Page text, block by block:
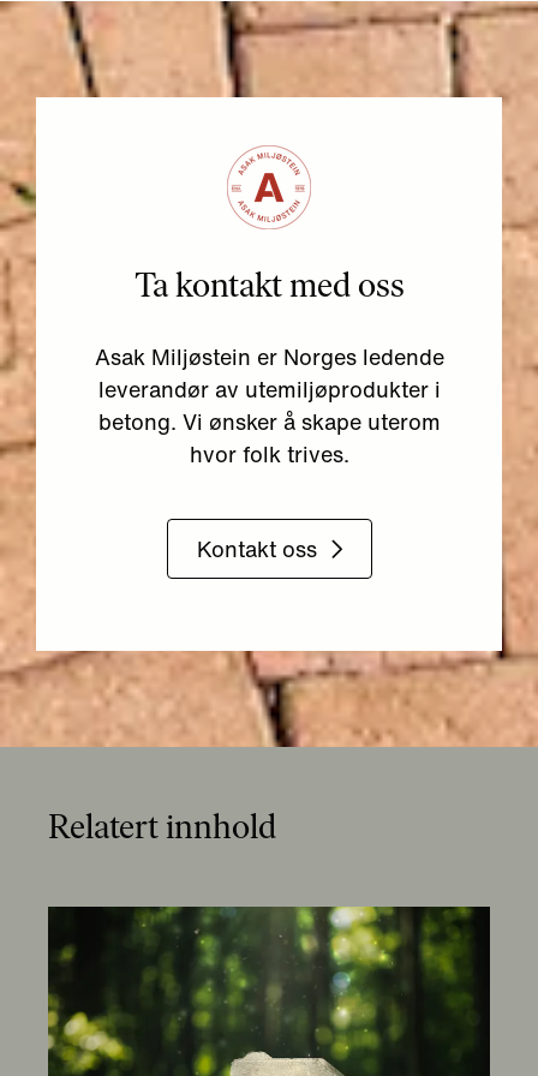
Ta kontakt med oss
Asak Miljøstein er Norges ledende
leverandør av utemiljøprodukter i
betong. Vi ønsker å skape uterom
hvor folk trives.
Kontakt oss
Relatert innhold